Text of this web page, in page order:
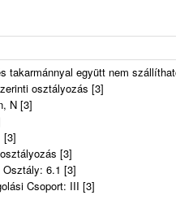
takarmánnyal együtt nem
osztályozás [3]
N [3]
[3]
[3]
6.1 [3]
Csoport: III [3]